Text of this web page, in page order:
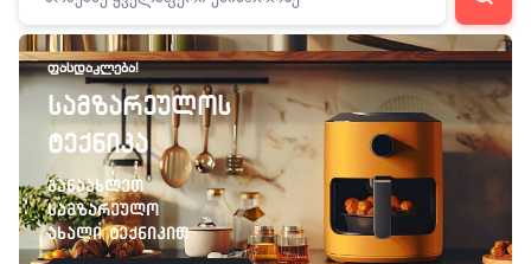
ᲤᲐᲡᲓᲐᲙᲚᲔᲑᲐ!
სამზარეულოს
ტექნიკა
განაახლეთ
სამზარეულო
ახალი ტექნიკით